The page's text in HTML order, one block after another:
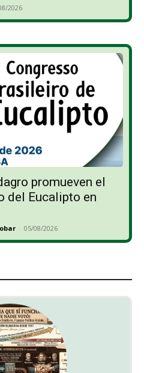
2026
promueven el
del Eucalipto en
- 05/08/2026